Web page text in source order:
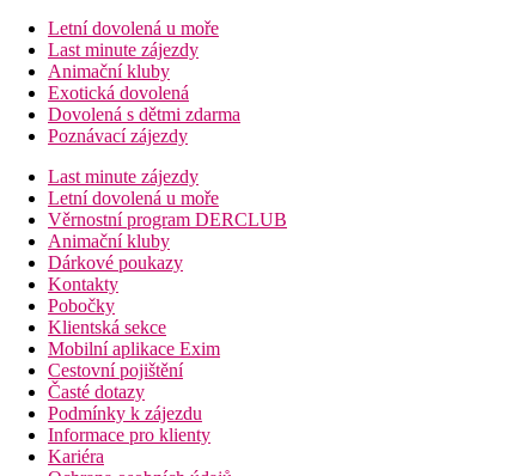
Letní dovolená u moře
Last minute zájezdy
Animační kluby
Exotická dovolená
Dovolená s dětmi zdarma
Poznávací zájezdy
Last minute zájezdy
Letní dovolená u moře
Věrnostní program DERCLUB
Animační kluby
Dárkové poukazy
Kontakty
Pobočky
Klientská sekce
Mobilní aplikace Exim
Cestovní pojištění
Časté dotazy
Podmínky k zájezdu
Informace pro klienty
Kariéra